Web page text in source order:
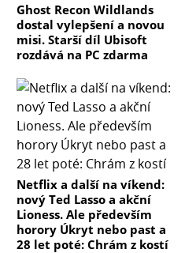
Ghost Recon Wildlands
dostal vylepšení a novou
misi. Starší díl Ubisoft
rozdává na PC zdarma
Netflix a další na víkend:
nový Ted Lasso a akční
Lioness. Ale především
horory Úkryt nebo past a
28 let poté: Chrám z kostí